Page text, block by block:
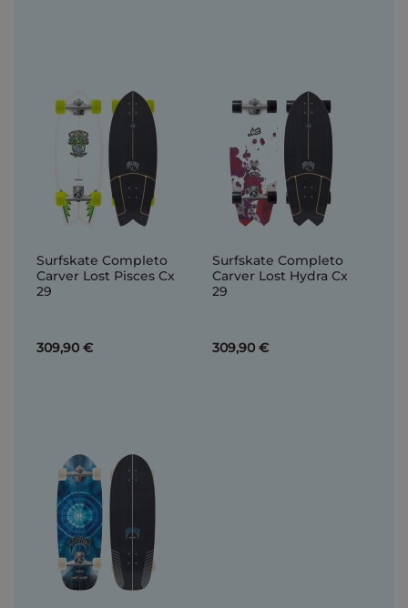
Surfskate Completo
Carver Lost Pisces Cx
29
309,90 €
Surfskate Completo
Carver Lost Hydra Cx
29
309,90 €